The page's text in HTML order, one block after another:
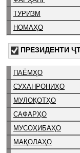
ТУРИЗМ
НОМАҲО
ПРЕЗИДЕНТИ
ПАЁМҲО
СУХАНРОНИҲО
МУЛОҚОТҲО
САФАРҲО
МУСОҲИБАҲО
МАҚОЛАҲО